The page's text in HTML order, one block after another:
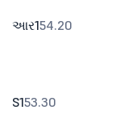
આર154.20
S153.30